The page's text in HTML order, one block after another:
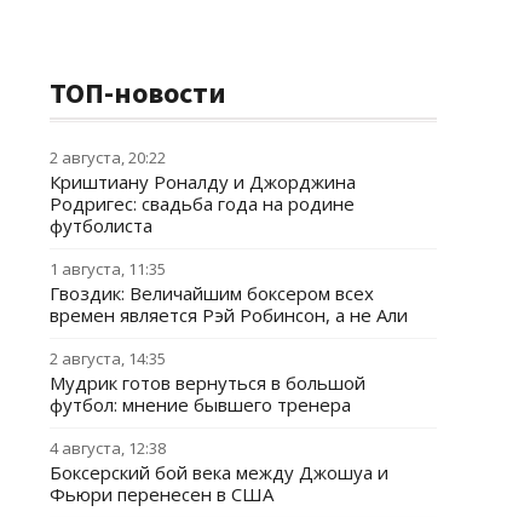
ТОП-новости
2 августа, 20:22
Криштиану Роналду и Джорджина
Родригес: свадьба года на родине
футболиста
1 августа, 11:35
Гвоздик: Величайшим боксером всех
времен является Рэй Робинсон, а не Али
2 августа, 14:35
Мудрик готов вернуться в большой
футбол: мнение бывшего тренера
4 августа, 12:38
Боксерский бой века между Джошуа и
Фьюри перенесен в США